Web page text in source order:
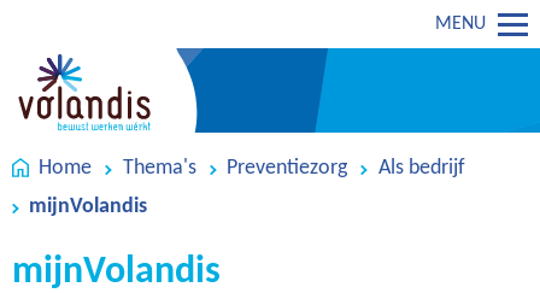
MENU
Home Thema's Preventiezorg
Als bedrijf
mijnVolandis
mijnVolandis